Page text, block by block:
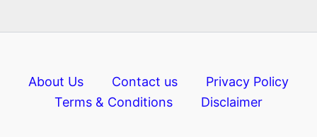
About Us Contact us
Privacy Policy
Terms & Conditions
Disclaimer